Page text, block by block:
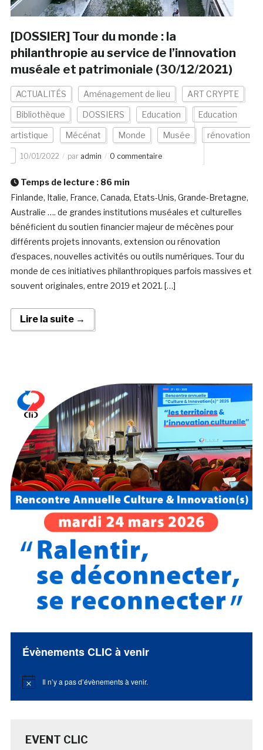
[DOSSIER] Tour du monde : la
philanthropie au service de l’innovation
muséale et patrimoniale (30/12/2021)
ACTUALITÉS Aménagement de lieu ART CRYPTE
Bibliothèque DOSSIERS Education Education
artistique Mécénat Monde Musée rénovation
10/01/2022 par admin 0 commentaire
Temps de lecture : 86 min
Finlande, Italie, France, Canada, Etats-Unis, Grande-Bretagne,
Australie …. de grandes institutions muséales et culturelles
bénéficient du soutien financier majeur de mécènes pour
différents projets innovants, extension ou rénovation
d’espaces, nouvelles activités ou outils numériques. Tour du
monde de ces initiatives philanthropiques parfois massives et
souvent originales, entre 2019 et 2021. […]
Lire la suite →
Évènements CLIC à venir
Notice Il n’y a pas d’évènements à venir.
EVENT CLIC